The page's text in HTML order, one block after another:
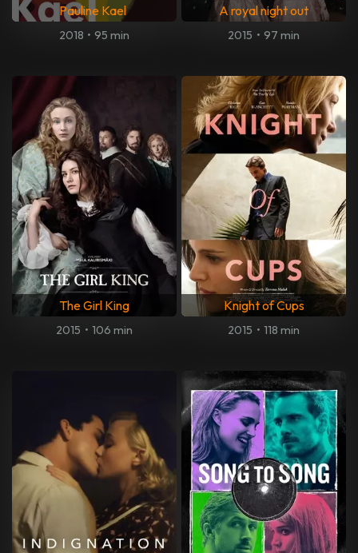
Pauline Kael
2018 • 95 min
A royal night out
2015 • 97 min
The Girl King
2015 • 106 min
Knight of Cups
2015 • 118 min